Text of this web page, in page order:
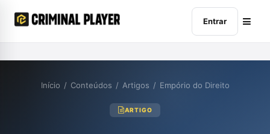
Entrar
Início / Conteúdos / Artigos / Empório do Direito
ARTIGO